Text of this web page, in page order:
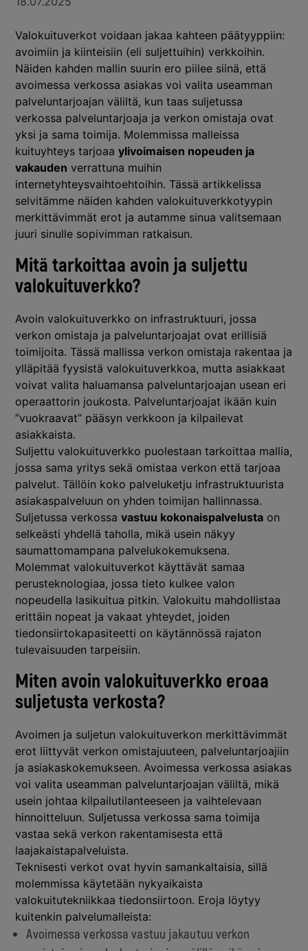
Valokuituverkot voidaan jakaa kahteen päätyyppiin:
avoimiin ja kiinteisiin (eli suljettuihin) verkkoihin.
Näiden kahden mallin suurin ero piilee siinä, että
avoimessa verkossa asiakas voi valita useamman
palveluntarjoajan väliltä, kun taas suljetussa
verkossa palveluntarjoaja ja verkon omistaja ovat
yksi ja sama toimija. Molemmissa malleissa
kuituyhteys tarjoaaylivoimaisen nopeuden ja
vakauden verrattuna muihin
internetyhteysvaihtoehtoihin. Tässä artikkelissa
selvitämme näiden kahden valokuituverkkotyypin
merkittävimmät erot ja autamme sinua valitsemaan
juuri sinulle sopivimman ratkaisun.
Mitä tarkoittaa avoin ja suljettu
valokuituverkko?
Avoin valokuituverkko on infrastruktuuri, jossa
verkon omistaja ja palveluntarjoajat ovat erillisiä
toimijoita. Tässä mallissa verkon omistaja rakentaa ja
ylläpitää fyysistä valokuituverkkoa, mutta asiakkaat
voivat valita haluamansa palveluntarjoajan usean eri
operaattorin joukosta. Palveluntarjoajat ikään kuin
”vuokraavat” pääsyn verkkoon ja kilpailevat
asiakkaista.
Suljettu valokuituverkko puolestaan tarkoittaa mallia,
jossa sama yritys sekä omistaa verkon että tarjoaa
palvelut. Tällöin koko palveluketju infrastruktuurista
asiakaspalveluun on yhden toimijan hallinnassa.
Suljetussa verkossavastuu kokonaispalvelusta on
selkeästi yhdellä taholla, mikä usein näkyy
saumattomampana palvelukokemuksena.
Molemmat valokuituverkot käyttävät samaa
perusteknologiaa, jossa tieto kulkee valon
nopeudella lasikuitua pitkin. Valokuitu mahdollistaa
erittäin nopeat ja vakaat yhteydet, joiden
tiedonsiirtokapasiteetti on käytännössä rajaton
tulevaisuuden tarpeisiin.
Miten avoin valokuituverkko eroaa
suljetusta verkosta?
Avoimen ja suljetun valokuituverkon merkittävimmät
erot liittyvät verkon omistajuuteen, palveluntarjoajiin
ja asiakaskokemukseen. Avoimessa verkossa asiakas
voi valita useamman palveluntarjoajan väliltä, mikä
usein johtaa kilpailutilanteeseen ja vaihtelevaan
hinnoitteluun. Suljetussa verkossa sama toimija
vastaa sekä verkon rakentamisesta että
laajakaistapalveluista.
Teknisesti verkot ovat hyvin samankaltaisia, sillä
molemmissa käytetään nykyaikaista
valokuitutekniikkaa tiedonsiirtoon. Eroja löytyy
kuitenkin palvelumalleista:
Avoimessa verkossa vastuu jakautuu verkon